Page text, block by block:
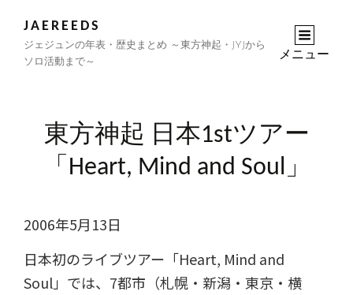
JAEREEDS
ジェジュンの年表・歴史まとめ ～東方神起・JYJから
ソロ活動まで～
メニュー
東方神起 日本1stツアー
「Heart, Mind and Soul」
2006年5月13日
日本初のライブツアー「Heart, Mind and
Soul」では、7都市（札幌・新潟・東京・横